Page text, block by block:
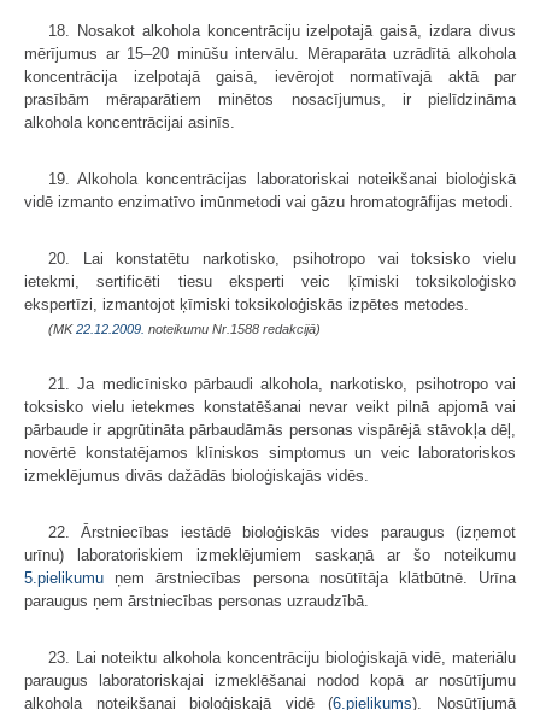
18. Nosakot alkohola koncentrāciju izelpotajā gaisā, izdara divus
mērījumus ar 15–20 minūšu intervālu. Mēraparāta uzrādītā alkohola
koncentrācija izelpotajā gaisā, ievērojot normatīvajā aktā par
prasībām mēraparātiem minētos nosacījumus, ir pielīdzināma
alkohola koncentrācijai asinīs.
19. Alkohola koncentrācijas laboratoriskai noteikšanai bioloģiskā
vidē izmanto enzimatīvo imūnmetodi vai gāzu hromatogrāfijas metodi.
20. Lai konstatētu narkotisko, psihotropo vai toksisko vielu
ietekmi, sertificēti tiesu eksperti veic ķīmiski toksikoloģisko
ekspertīzi, izmantojot ķīmiski toksikoloģiskās izpētes metodes.
(MK22.12.2009. noteikumu Nr.1588 redakcijā)
21. Ja medicīnisko pārbaudi alkohola, narkotisko, psihotropo vai
toksisko vielu ietekmes konstatēšanai nevar veikt pilnā apjomā vai
pārbaude ir apgrūtināta pārbaudāmās personas vispārējā stāvokļa dēļ,
novērtē konstatējamos klīniskos simptomus un veic laboratoriskos
izmeklējumus divās dažādās bioloģiskajās vidēs.
22. Ārstniecības iestādē bioloģiskās vides paraugus (izņemot
urīnu) laboratoriskiem izmeklējumiem saskaņā ar šo noteikumu
5.pielikumu ņem ārstniecības persona nosūtītāja klātbūtnē. Urīna
paraugus ņem ārstniecības personas uzraudzībā.
23. Lai noteiktu alkohola koncentrāciju bioloģiskajā vidē, materiālu
paraugus laboratoriskajai izmeklēšanai nodod kopā ar nosūtījumu
alkohola noteikšanai bioloģiskajā vidē (6.pielikums). Nosūtījumā